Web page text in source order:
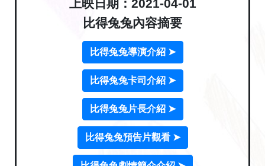
上映日期：2021-04-01
比得兔兔內容摘要
比得兔兔導演介紹 ➤
比得兔兔卡司介紹 ➤
比得兔兔片長介紹 ➤
比得兔兔預告片觀看 ➤